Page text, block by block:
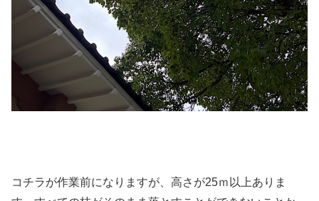
コチラが作業前になりますが、高さが25ｍ以上ありま